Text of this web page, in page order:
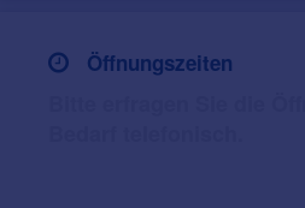
Öffnungszeiten